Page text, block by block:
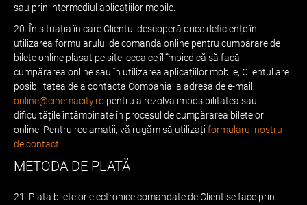
sau prin intermediul aplicațiilor mobile.
20. În situația în care Clientul descoperă orice deficiențe în
utilizarea formularului de comandă online pentru cumpărare de
bilete online plasat pe site, ceea ce îl împiedică să facă
cumpărarea online sau în utilizarea aplicațiilor mobile, Clientul are
posibilitatea de a contacta Compania la adresa de e-mail:
online@cinemacity.ro pentru a rezolva imposibilitatea sau
dificultățile întâmpinate în procesul de cumpărarea biletelor
online. Pentru reclamații, vă rugăm să utilizați formularul nostru
de contact.
METODA DE PLATĂ
21. Plata biletelor electronice comandate de Client se face prin